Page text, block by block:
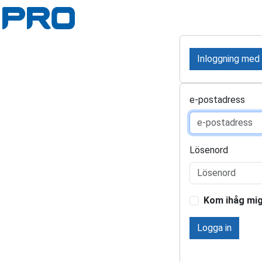
Inloggning med
e-postadress
Lösenord
Kom ihåg mig
Logga in